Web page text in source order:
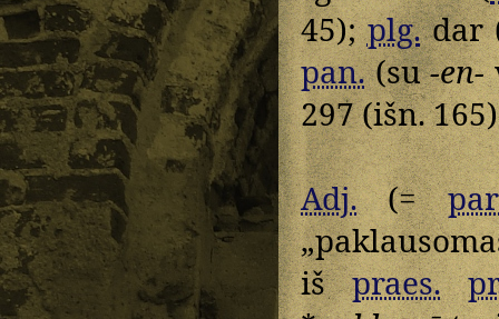
45);plg.dar
pan.(su-en-
297 (išn.
Adj.(=
išpraes.